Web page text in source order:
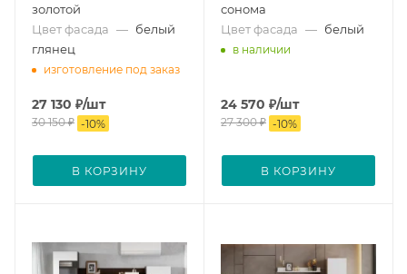
золотой
Цвет фасада — белый
глянец
изготовление под заказ
27 130 ₽/шт
30 150₽ -10%
В КОРЗИНУ
сонома
Цвет фасада — белый
в наличии
24 570 ₽/шт
27 300₽ -10%
В КОРЗИНУ